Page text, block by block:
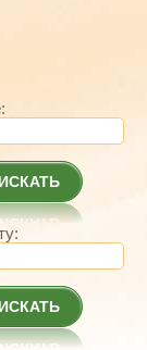
ИСКАТЬ
ИСКАТЬ